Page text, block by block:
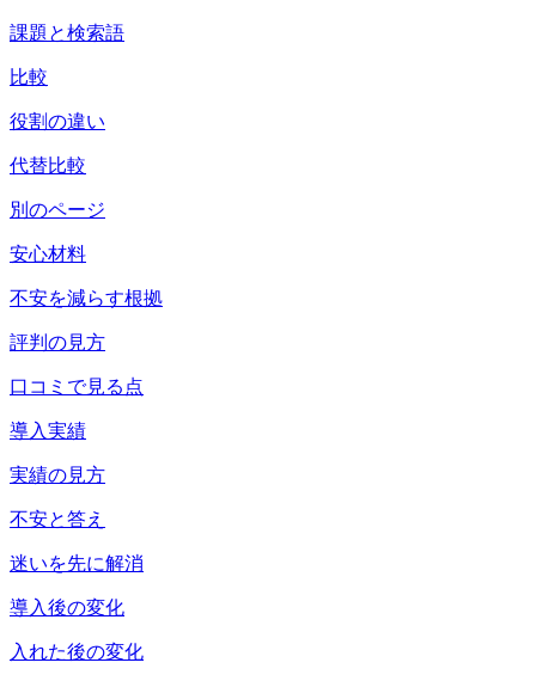
課題と検索語
比較
役割の違い
代替比較
別のページ
安心材料
不安を減らす根拠
評判の見方
口コミで見る点
導入実績
実績の見方
不安と答え
迷いを先に解消
導入後の変化
入れた後の変化